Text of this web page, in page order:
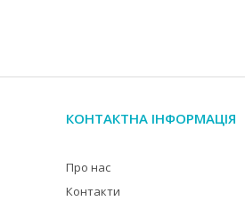
КОНТАКТНА ІНФОРМАЦІЯ
Про нас
Контакти